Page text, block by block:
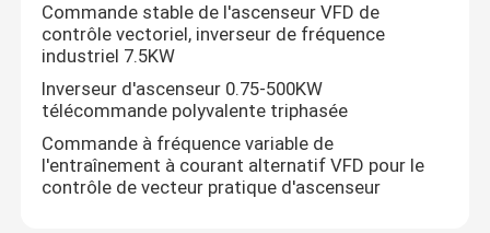
inverseur monophasé
Inverseur triphasé
Commande stable de l'ascenseur VFD de
contrôle vectoriel, inverseur de fréquence
industriel 7.5KW
Inverseur d'ascenseur 0.75-500KW
télécommande polyvalente triphasée
Commande à fréquence variable de
l'entraînement à courant alternatif VFD pour le
contrôle de vecteur pratique d'ascenseur